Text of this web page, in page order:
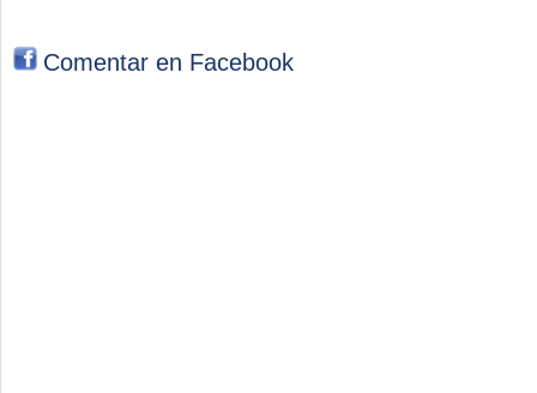
Comentar en Facebook